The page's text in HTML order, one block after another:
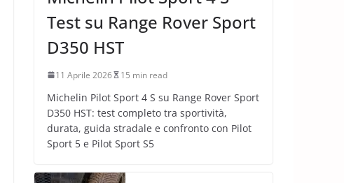
Test su Range Rover Sport
D350 HST
11 Aprile 2026 15 min read
Michelin Pilot Sport 4 S su Range Rover Sport
D350 HST: test completo tra sportività,
durata, guida stradale e confronto con Pilot
Sport 5 e Pilot Sport S5